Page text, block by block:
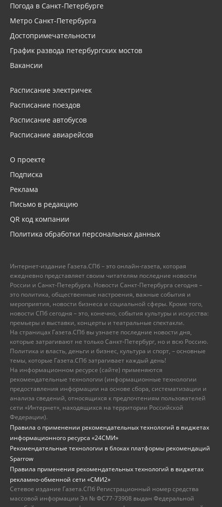
Погода в Санкт-Петербурге
Метро Санкт-Петербурга
Достопримечательности
График развода петербургских мостов
Вакансии
Расписание электричек
Расписание поездов
Расписание автобусов
Расписание авиарейсов
О проекте
Подписка
Реклама
Письмо в редакцию
QR код компании
Политика обработки персональных данных
Интернет-издание Газета.СПб – это онлайн-газета, которая
ежедневно представляет своим читателям последние новости
России и Санкт-Петербурга. Новости Санкт-Петербурга сегодня –
это политика, общественные настроения, важные события и
мероприятия, новости бизнеса и социальной сферы. Кроме того,
новости СПб сегодня – это, конечно, события культуры и искусства:
премьеры и выставки, концерты и театральные спектакли.
На страницах Газета.СПб вы узнаете последние новости дня,
которые затрагивают не только Санкт-Петербург, но и всю Россию.
Политика и власть, деньги и бизнес, культура и спорт, – основные
темы, которые Газета.СПб затрагивает каждый день!
На информационном ресурсе (сайте) применяются
рекомендательные технологии (информационные технологии
предоставления информации на основе сбора, систематизации и
анализа сведений, относящихся к предпочтениям пользователей
сети «Интернет», находящихся на территории Российской
Федерации).
Правила о применении рекомендательных технологий в виджетах
информационного ресурса «24СМИ»
Рекомендательные технологии в блоках платформы рекомендаций
Sparrow
Правила применения рекомендательных технологий в виджетах
рекламно-обменной сети «СМИ2»
Сетевое издание Газета.СПб Регистрационный номер средства
массовой информации Эл № ФС77-73908 выдан Федеральной